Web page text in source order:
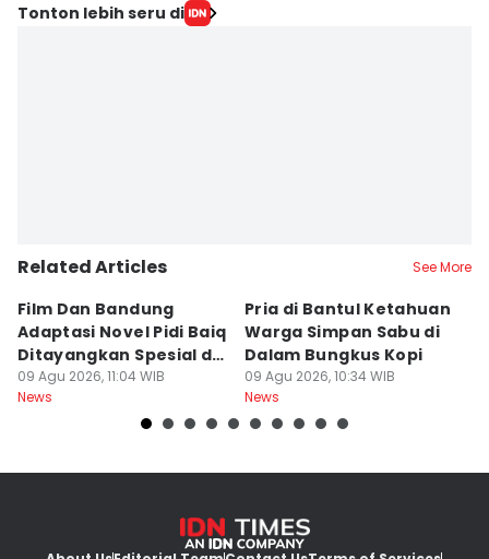
Tonton lebih seru di
Related Articles See More
Film Dan Bandung
Adaptasi Novel Pidi Baiq
Ditayangkan Spesial di
Jogja
09 Agu 2026, 11:04 WIB
News
Pria di Bantul Ketahuan
Warga Simpan Sabu di
Dalam Bungkus Kopi
09 Agu 2026, 10:34 WIB
News